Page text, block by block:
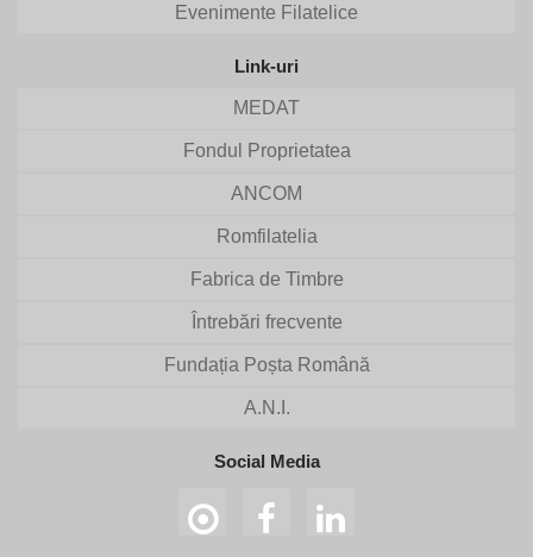
Evenimente Filatelice
Link-uri
MEDAT
Fondul Proprietatea
ANCOM
Romfilatelia
Fabrica de Timbre
Întrebări frecvente
Fundația Poșta Română
A.N.I.
Social Media